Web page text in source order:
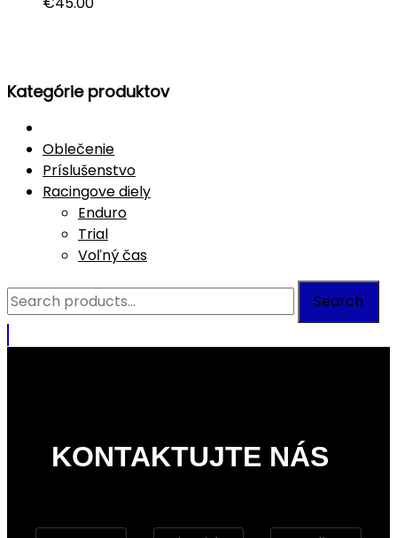
Kategórie produktov
Oblečenie
Príslušenstvo
Racingove diely
Enduro
Trial
Voľný čas
Search
for:
Search
KONTAKTUJTE NÁS